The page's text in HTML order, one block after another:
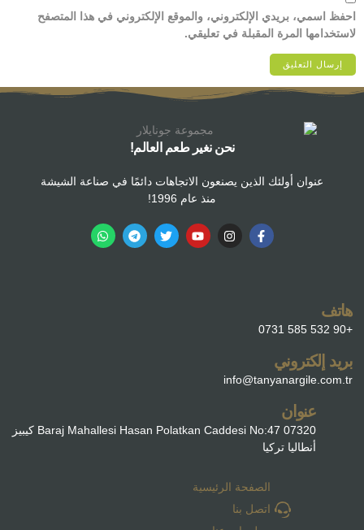
احفظ اسمي، بريدي الإلكتروني، والموقع الإلكتروني في هذا المتصفح
لاستخدامها المرة المقبلة في تعليقي.
نحن نغير طعم العالم!
عنوان أولئك الذين يصنعون الاتجاهات دائمًا في صناعة الشيشة
منذ عام 1996!
هاتف
+90 532 585 0731
بريد إلكتروني
info@tanyanargile.com.tr
عنوان
Baraj Mahallesi Hasan Polatkan Caddesi No:47 07320 كيبيز
أنطاليا تركيا
الصفحة الرئيسية
اتصل بنا